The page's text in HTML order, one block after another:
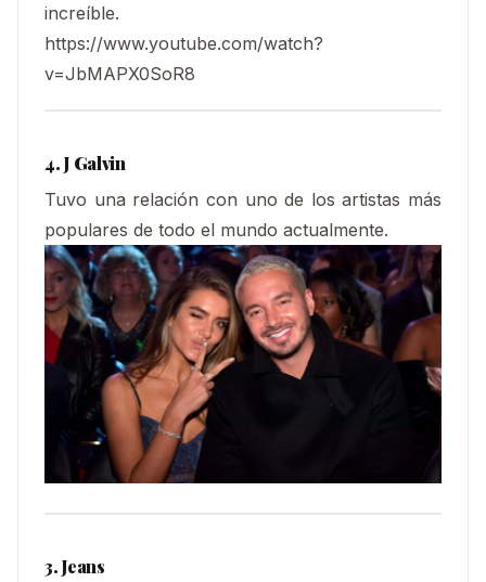
increíble.
https://www.youtube.com/watch?
v=JbMAPX0SoR8
4. J Galvin
Tuvo una relación con uno de los artistas más
populares de todo el mundo actualmente.
3. Jeans